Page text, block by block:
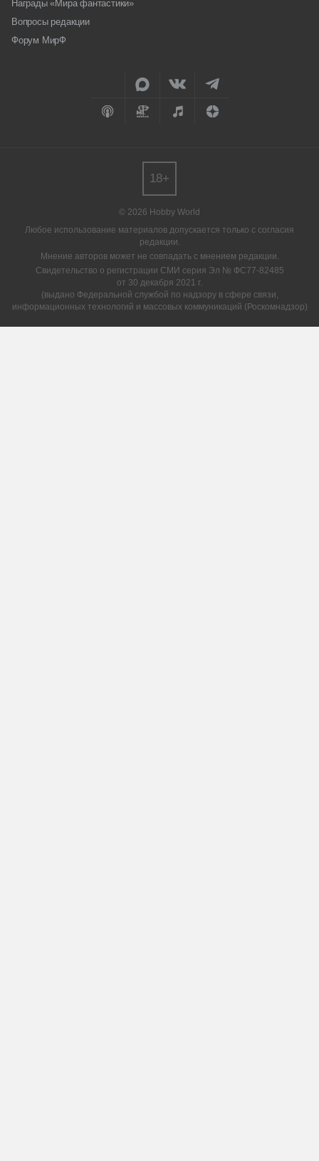
Награды «Мира фантастики»
Вопросы редакции
Форум МирФ
© 2026 Hobby World
Любое использование материалов допускается только с согласия
редакции.
Мнение авторов может не совпадать с мнением редакции.
Свидетельство о регистрации СМИ серия Эл № ФС77-82485
от 30 декабря 2021 г.
(выдано Федеральной службой по надзору в сфере связи,
информационных технологий и массовых коммуникаций (Роскомнадзор)
18+